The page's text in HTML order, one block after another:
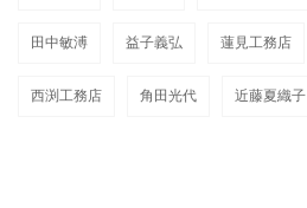
田中敏溥 益子義弘 蓮見工務店
西渕工務店 角田光代 近藤夏織子